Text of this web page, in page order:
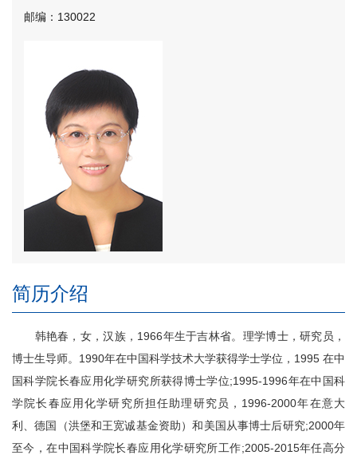
邮编：130022
简历介绍
韩艳春，女，汉族，1966年生于吉林省。理学博士，研究员，
博士生导师。1990年在中国科学技术大学获得学士学位，1995 在中
国科学院长春应用化学研究所获得博士学位;1995-1996年在中国科
学院长春应用化学研究所担任助理研究员，1996-2000年在意大
利、德国（洪堡和王宽诚基金资助）和美国从事博士后研究;2000年
至今，在中国科学院长春应用化学研究所工作;2005-2015年任高分